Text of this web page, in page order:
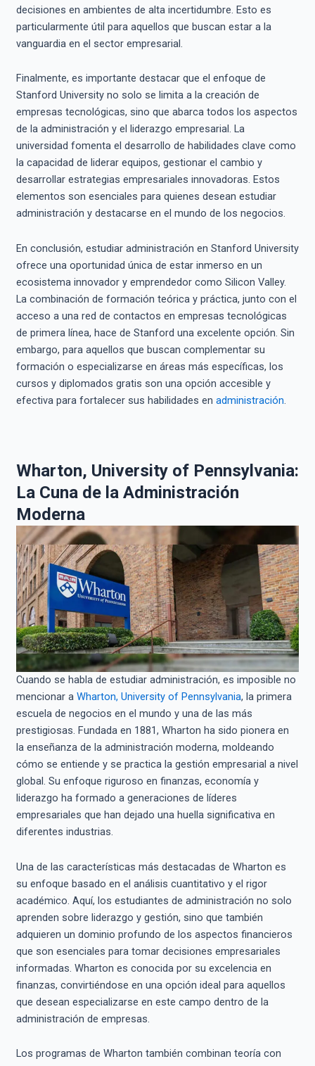
decisiones en ambientes de alta incertidumbre. Esto es
particularmente útil para aquellos que buscan estar a la
vanguardia en el sector empresarial.
Finalmente, es importante destacar que el enfoque de
Stanford University no solo se limita a la creación de
empresas tecnológicas, sino que abarca todos los aspectos
de la administración y el liderazgo empresarial. La
universidad fomenta el desarrollo de habilidades clave como
la capacidad de liderar equipos, gestionar el cambio y
desarrollar estrategias empresariales innovadoras. Estos
elementos son esenciales para quienes desean estudiar
administración y destacarse en el mundo de los negocios.
En conclusión, estudiar administración en Stanford University
ofrece una oportunidad única de estar inmerso en un
ecosistema innovador y emprendedor como Silicon Valley.
La combinación de formación teórica y práctica, junto con el
acceso a una red de contactos en empresas tecnológicas
de primera línea, hace de Stanford una excelente opción. Sin
embargo, para aquellos que buscan complementar su
formación o especializarse en áreas más específicas, los
cursos y diplomados gratis son una opción accesible y
efectiva para fortalecer sus habilidades en administración.
Wharton, University of Pennsylvania:
La Cuna de la Administración
Moderna
Cuando se habla de estudiar administración, es imposible no
mencionar a Wharton, University of Pennsylvania, la primera
escuela de negocios en el mundo y una de las más
prestigiosas. Fundada en 1881, Wharton ha sido pionera en
la enseñanza de la administración moderna, moldeando
cómo se entiende y se practica la gestión empresarial a nivel
global. Su enfoque riguroso en finanzas, economía y
liderazgo ha formado a generaciones de líderes
empresariales que han dejado una huella significativa en
diferentes industrias.
Una de las características más destacadas de Wharton es
su enfoque basado en el análisis cuantitativo y el rigor
académico. Aquí, los estudiantes de administración no solo
aprenden sobre liderazgo y gestión, sino que también
adquieren un dominio profundo de los aspectos financieros
que son esenciales para tomar decisiones empresariales
informadas. Wharton es conocida por su excelencia en
finanzas, convirtiéndose en una opción ideal para aquellos
que desean especializarse en este campo dentro de la
administración de empresas.
Los programas de Wharton también combinan teoría con